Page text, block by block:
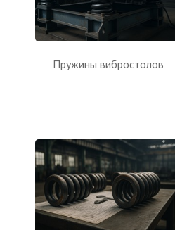
Пружины вибростолов